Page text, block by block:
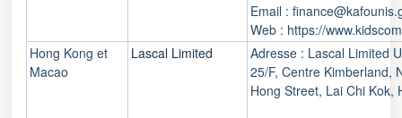
Email :
Web : https://
Hong Kong et
Macao
Lascal Limited
Adresse : Lascal Limited
25/F, Centre Kimberland,
Hong Street, Lai Chi Kok,